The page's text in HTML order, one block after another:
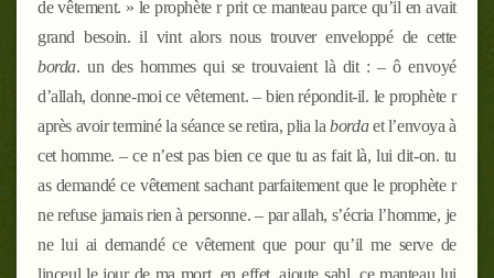
de vêtement. » le prophète rprit ce manteau parce qu’il en avait
grand besoin. il vint alors nous trouver enveloppé de cette
borda. un des hommes qui se trouvaient là dit : – ô envoyé
d’allah, donne-moi ce vêtement. – bien répondit-il. le prophète r
après avoir terminé la séance se retira, plia labordaet l’envoya à
cet homme. – ce n’est pas bien ce que tu as fait là, lui dit-on. tu
as demandé ce vêtement sachant parfaitement que le prophète r
ne refuse jamais rien à personne. – par allah, s’écria l’homme, je
ne lui ai demandé ce vêtement que pour qu’il me serve de
linceul le jour de ma mort. en effet, ajoute sahl, ce manteau lui